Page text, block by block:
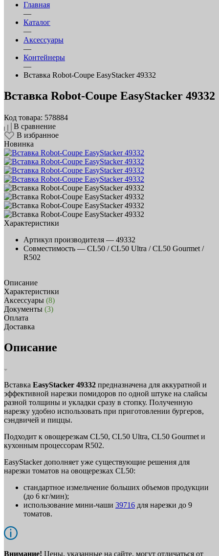
Главная
—
Каталог
—
Аксессуары
—
Контейнеры
—
Вставка Robot-Coupe EasyStacker 49332
Вставка Robot-Coupe EasyStacker 49332
Код товара: 578884
В сравнение
В избранное
Новинка
Характеристики
Артикул производителя — 49332
Совместимость — CL50 / CL50 Ultra / CL50 Gourmet /
R502
Описание
Характеристики
Аксессуары (8)
Документы (3)
Оплата
Доставка
Описание
Вставка EasyStacker 49332 предназначена для аккуратной и
эффективной нарезки помидоров по одной штуке на слайсы
разной толщины и укладки сразу в стопку. Полученную
нарезку удобно использовать при приготовлении бургеров,
сэндвичей и пиццы.
Подходит к овощерезкам CL50, CL50 Ultra, CL50 Gourmet и
кухонным процессорам R502.
EasyStacker дополняет уже существующие решения для
нарезки томатов на овощерезках CL50:
стандартное измельчение больших объемов продукции
(до 6 кг/мин);
использование мини-чаши 39716 для нарезки до 9
томатов.
Внимание! Цены, указанные на сайте, могут отличаться от